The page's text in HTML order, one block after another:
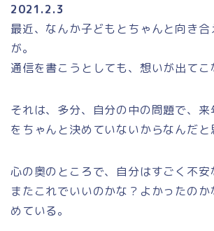
2021.2.3
最近、なんか子どもとちゃんと向き
が。
通信を書こうとしても、想いが出てこ
それは、多分、自分の中の問題で、来
をちゃんと決めていないからなんだと
心の奥のところで、自分はすごく不安
またこれでいいのかな？よかったの
めている。